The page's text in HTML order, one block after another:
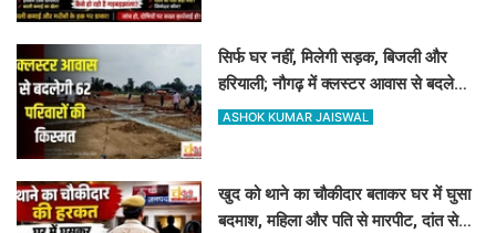
सिर्फ घर नहीं, मिलेगी सड़क, बिजली और
हरियाली; नौगढ़ में क्लस्टर आवास से बदलेगी
62 परिवारों की किस्मत
ASHOK KUMAR JAISWAL
खुद को थाने का चौकीदार बताकर घर में घुसा
बदमाश, महिला और पति से मारपीट, दांत से